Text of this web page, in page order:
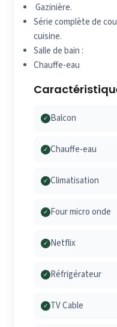
Gazinière.
Série complète de
cuisine.
Salle de bain :
Chauffe-eau
✓ Balcon
✓ Chauffe-eau
✓ Climatisation
✓ Four micro onde
✓ Netflix
✓ Réfrigérateur
✓ TV Cable